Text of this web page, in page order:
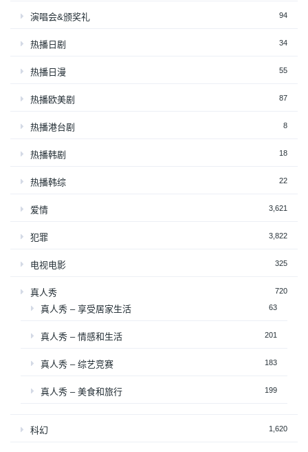
演唱会&颁奖礼 94
热播日剧 34
热播日漫 55
热播欧美剧 87
热播港台剧 8
热播韩剧 18
热播韩综 22
爱情 3,621
犯罪 3,822
电视电影 325
真人秀 720
真人秀 – 享受居家生活 63
真人秀 – 情感和生活 201
真人秀 – 综艺竞赛 183
真人秀 – 美食和旅行 199
科幻 1,620